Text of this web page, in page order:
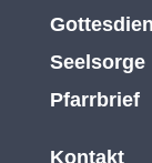
Seelsorge
Pfarrbrief
Kontakt